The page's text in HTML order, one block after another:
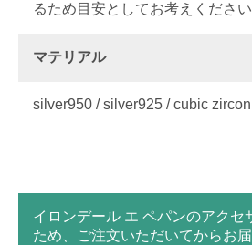
るため目安としてお考えください
マテリアル
silver950 / silver925 / cubic
イロンデール エ ペパンのアクセ
ため、ご注文いただいてからお